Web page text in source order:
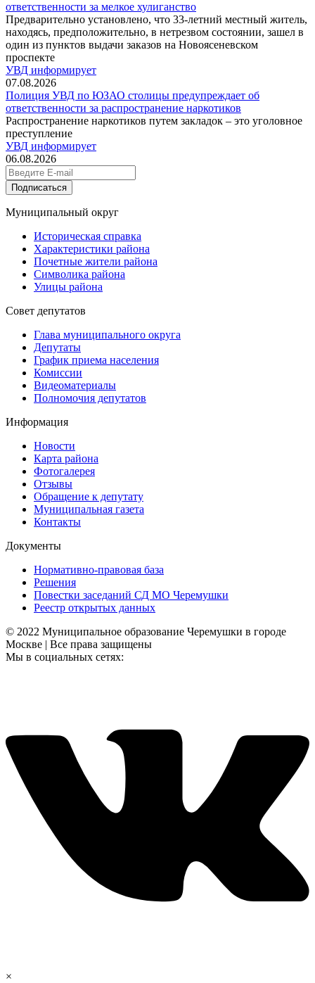
ответственности за мелкое хулиганство
Предварительно установлено, что 33-летний местный житель,
находясь, предположительно, в нетрезвом состоянии, зашел в
один из пунктов выдачи заказов на Новоясеневском
проспекте
УВД информирует
07.08.2026
Полиция УВД по ЮЗАО столицы предупреждает об
ответственности за распространение наркотиков
Распространение наркотиков путем закладок – это уголовное
преступление
УВД информирует
06.08.2026
Подписаться
Муниципальный округ
Историческая справка
Характеристики района
Почетные жители района
Символика района
Улицы района
Совет депутатов
Глава муниципального округа
Депутаты
График приема населения
Комиссии
Видеоматериалы
Полномочия депутатов
Информация
Новости
Карта района
Фотогалерея
Отзывы
Обращение к депутату
Муниципальная газета
Контакты
Документы
Нормативно-правовая база
Решения
Повестки заседаний СД МО Черемушки
Реестр открытых данных
© 2022 Муниципальное образование Черемушки в городе
Москве | Все права защищены
Мы в социальных сетях:
×